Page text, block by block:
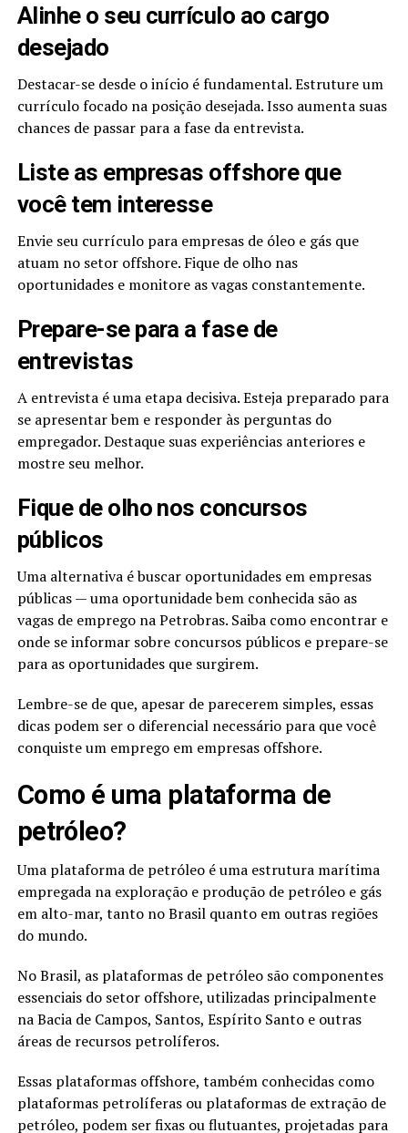
Alinhe o seu currículo ao cargo
desejado
Destacar-se desde o início é fundamental. Estruture um
currículo focado na posição desejada. Isso aumenta suas
chances de passar para a fase da entrevista.
Liste as empresas offshore que
você tem interesse
Envie seu currículo para empresas de óleo e gás que
atuam no setor offshore. Fique de olho nas
oportunidades e monitore as vagas constantemente.
Prepare-se para a fase de
entrevistas
A entrevista é uma etapa decisiva. Esteja preparado para
se apresentar bem e responder às perguntas do
empregador. Destaque suas experiências anteriores e
mostre seu melhor.
Fique de olho nos concursos
públicos
Uma alternativa é buscar oportunidades em empresas
públicas — uma oportunidade bem conhecida são as
vagas de emprego na Petrobras. Saiba como encontrar e
onde se informar sobre concursos públicos e prepare-se
para as oportunidades que surgirem.
Lembre-se de que, apesar de parecerem simples, essas
dicas podem ser o diferencial necessário para que você
conquiste um emprego em empresas offshore.
Como é uma plataforma de
petróleo?
Uma plataforma de petróleo é uma estrutura marítima
empregada na exploração e produção de petróleo e gás
em alto-mar, tanto no Brasil quanto em outras regiões
do mundo.
No Brasil, as plataformas de petróleo são componentes
essenciais do setor offshore, utilizadas principalmente
na Bacia de Campos, Santos, Espírito Santo e outras
áreas de recursos petrolíferos.
Essas plataformas offshore, também conhecidas como
plataformas petrolíferas ou plataformas de extração de
petróleo, podem ser fixas ou flutuantes, projetadas para